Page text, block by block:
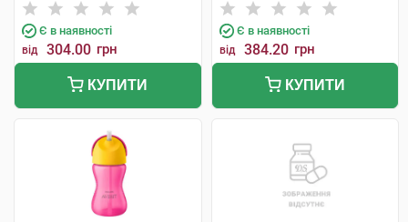
Є в наявності
від 304.00 грн
КУПИТИ
Є в наявності
від 384.20 грн
КУПИТИ